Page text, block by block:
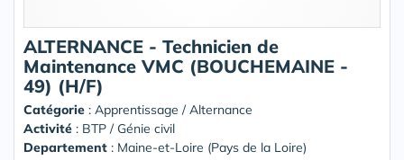
ALTERNANCE - Technicien de
Maintenance VMC (BOUCHEMAINE -
49) (H/F)
Catégorie : Apprentissage / Alternance
Activité : BTP / Génie civil
Departement : Maine-et-Loire (Pays de la Loire)